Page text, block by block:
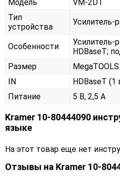
Модель
VM-2DT
Тип
устройства
Усилитель-
Особенности
Усилитель-
HDBaseT;
Размер
MegaTOOLS
IN
HDBaseT (1
Питание
5 В, 2,5 А
Kramer 10-80444090
языке
На этот товар еще нет
Отзывы на Kramer 10-